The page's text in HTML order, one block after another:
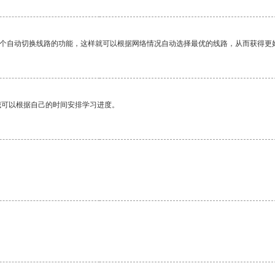
动切换线路的功能，这样就可以根据网络情况自动选择最优的线路，从而获得更
以根据自己的时间安排学习进度。